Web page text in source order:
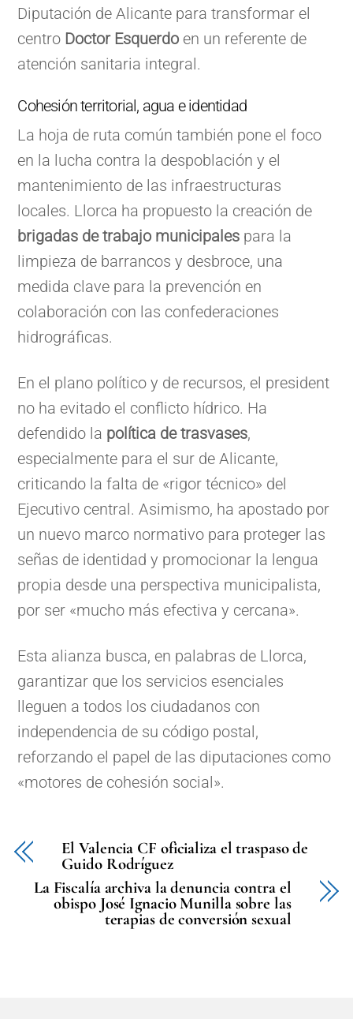
Diputación de Alicante para transformar el
centro Doctor Esquerdo en un referente de
atención sanitaria integral.
Cohesión territorial, agua e identidad
La hoja de ruta común también pone el foco
en la lucha contra la despoblación y el
mantenimiento de las infraestructuras
locales. Llorca ha propuesto la creación de
brigadas de trabajo municipales para la
limpieza de barrancos y desbroce, una
medida clave para la prevención en
colaboración con las confederaciones
hidrográficas.
En el plano político y de recursos, el president
no ha evitado el conflicto hídrico. Ha
defendido la política de trasvases,
especialmente para el sur de Alicante,
criticando la falta de «rigor técnico» del
Ejecutivo central. Asimismo, ha apostado por
un nuevo marco normativo para proteger las
señas de identidad y promocionar la lengua
propia desde una perspectiva municipalista,
por ser «mucho más efectiva y cercana».
Esta alianza busca, en palabras de Llorca,
garantizar que los servicios esenciales
lleguen a todos los ciudadanos con
independencia de su código postal,
reforzando el papel de las diputaciones como
«motores de cohesión social».
El Valencia CF oficializa el traspaso de
Guido Rodríguez
La Fiscalía archiva la denuncia contra el
obispo José Ignacio Munilla sobre las
terapias de conversión sexual